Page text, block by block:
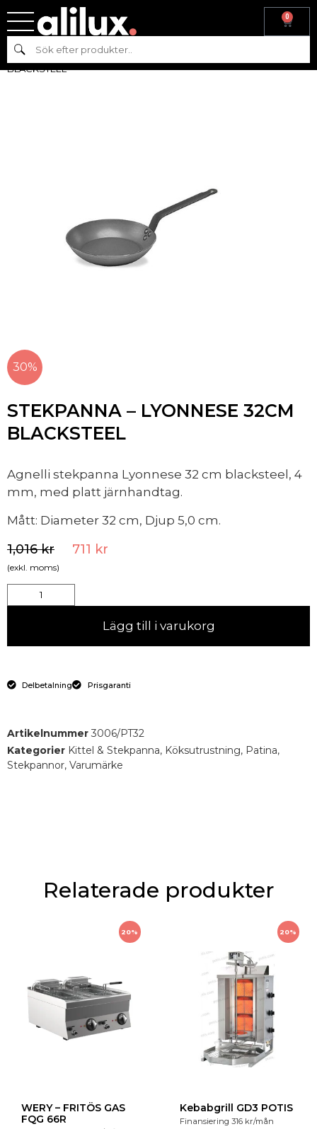
0
Sök
Hem
Stekpanna/Stekpannor/ STEKPANNA – LYONNESE 32CM
BLACKSTEEL
30%
STEKPANNA – LYONNESE 32CM
BLACKSTEEL
Agnelli stekpanna Lyonnese 32 cm blacksteel, 4
mm, med platt järnhandtag.
Mått: Diameter 32 cm, Djup 5,0 cm.
1,016kr 711 kr
(exkl. moms)
Lägg till i varukorg
Delbetalning Prisgaranti
Artikelnummer 3006/PT32
Kategorier Kittel & Stekpanna, Köksutrustning, Patina,
Stekpannor, Varumärke
Relaterade produkter
20%
WERY – FRITÖS GAS
FQG 66R
20%
Kebabgrill GD3 POTIS
Finansiering 316 kr/mån